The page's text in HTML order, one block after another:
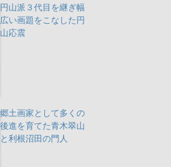
円山派３代目を継ぎ幅
広い画題をこなした円
山応震
郷土画家として多くの
後進を育てた青木翠山
と利根沼田の門人